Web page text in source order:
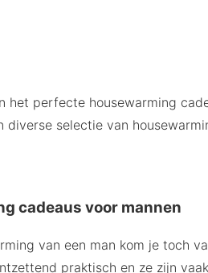
perfecte housewarming
selectie van
cadeaus voor mannen
van een man kom je toch
praktisch en ze zijn